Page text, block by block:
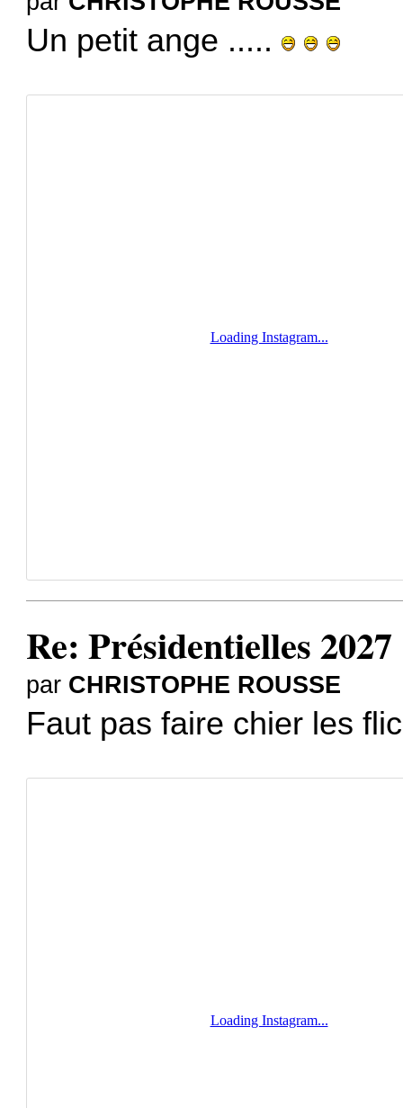
Un petit ange .....
Re: Présidentielles 2027
par CHRISTOPHE ROUSSE
Faut pas faire chier les